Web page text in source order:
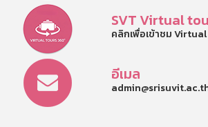
SVT Virtual
คลิกเพื่อเข้าชม
อีเมล